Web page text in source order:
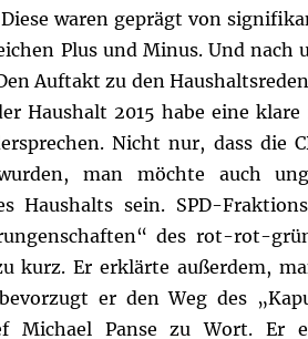
waren geprägt von
Plus und Minus. Und nach
Auftakt zu den
Haushalt 2015 habe eine
Nicht nur, dass die
man möchte auch
Haushalts sein. SPD-
des rot-rot-
kurz. Er erklärte außerdem,
er den Weg des
Michael Panse zu Wort. Er